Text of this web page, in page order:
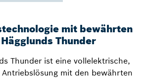
mit bewährten
Thunder
Thunder ist eine vollelektrische,
mit den bewährten